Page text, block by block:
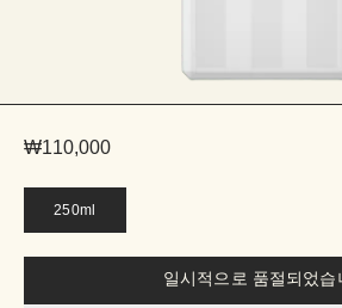
₩110,000
250ml
일시적으로 품절되었습